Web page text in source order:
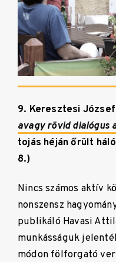
9. Keresztesi
avagy rövid dialógus
tojás héján őrült
8.)
Nincs számos aktív
nonszensz
publikáló Havasi
munkásságuk
módon fölforgató